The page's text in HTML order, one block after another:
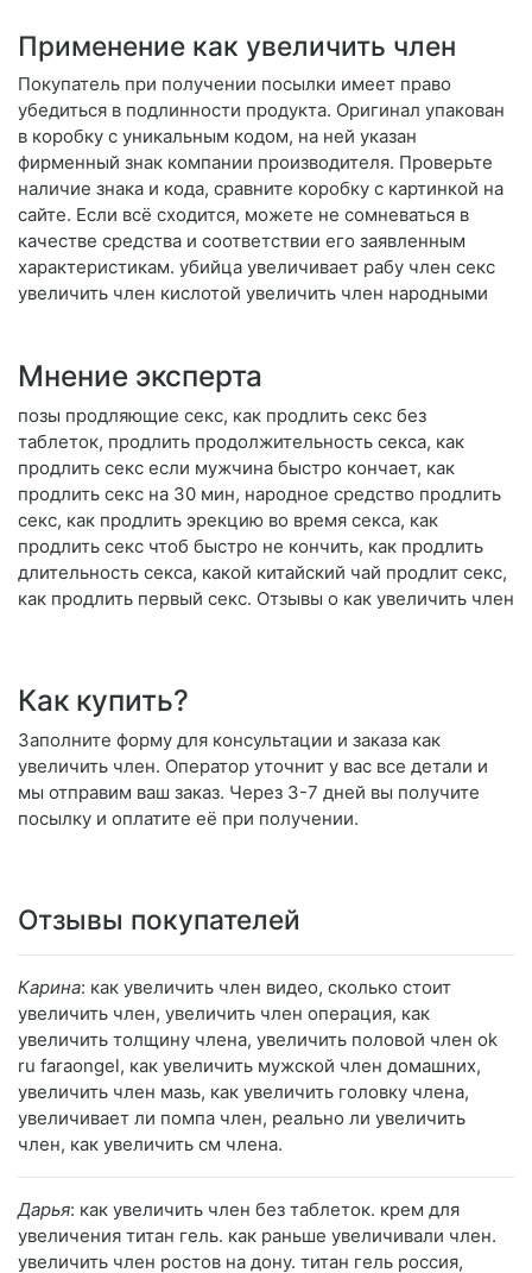
Применение как увеличить член
Покупатель при получении посылки имеет право
убедиться в подлинности продукта. Оригинал упакован
в коробку с уникальным кодом, на ней указан
фирменный знак компании производителя. Проверьте
наличие знака и кода, сравните коробку с картинкой на
сайте. Если всё сходится, можете не сомневаться в
качестве средства и соответствии его заявленным
характеристикам. убийца увеличивает рабу член секс
увеличить член кислотой увеличить член народными
Мнение эксперта
позы продляющие секс, как продлить секс без
таблеток, продлить продолжительность секса, как
продлить секс если мужчина быстро кончает, как
продлить секс на 30 мин, народное средство продлить
секс, как продлить эрекцию во время секса, как
продлить секс чтоб быстро не кончить, как продлить
длительность секса, какой китайский чай продлит секс,
как продлить первый секс. Отзывы о как увеличить член
Как купить?
Заполните форму для консультации и заказа как
увеличить член. Оператор уточнит у вас все детали и
мы отправим ваш заказ. Через 3-7 дней вы получите
посылку и оплатите её при получении.
Отзывы покупателей
Карина: как увеличить член видео, сколько стоит
увеличить член, увеличить член операция, как
увеличить толщину члена, увеличить половой член ok
ru faraongel, как увеличить мужской член домашних,
увеличить член мазь, как увеличить головку члена,
увеличивает ли помпа член, реально ли увеличить
член, как увеличить см члена.
Дарья: как увеличить член без таблеток. крем для
увеличения титан гель. как раньше увеличивали член.
увеличить член ростов на дону. титан гель россия,